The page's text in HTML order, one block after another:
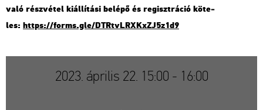
való rész­vé­tel ki­ál­lí­tá­si be­lé­pő és re­giszt­rá­ció kö­te­
les: https://​forms.​gle/​DTR​tvLR​XKxZ​J5z1​d9
2023. április 22. 15:00 - 16:00